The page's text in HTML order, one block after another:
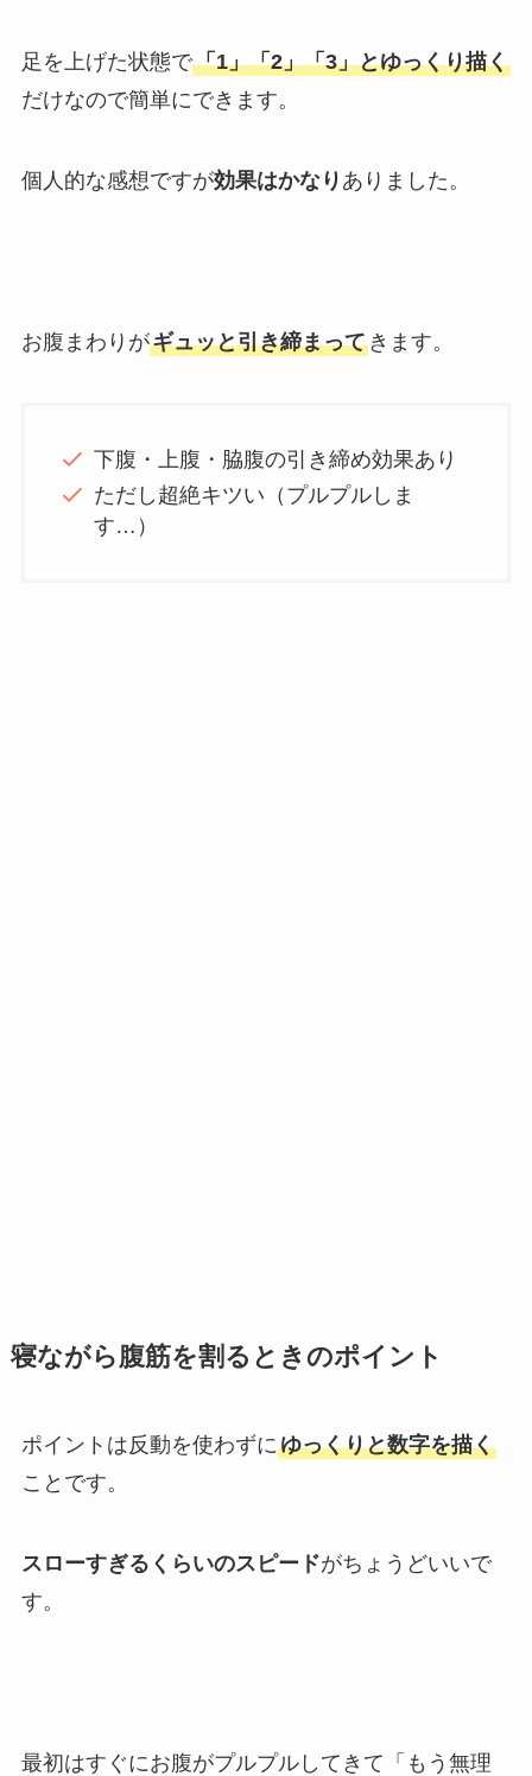
足を上げた状態で「1」「2」「3」とゆっくり描く
だけなので簡単にできます。
個人的な感想ですが効果はかなり ありました 。
お腹まわりがギュッと引き締まってきます。
下腹・上腹・脇腹の引き締め効果あり
ただし超絶キツい（プルプルしま
す…）
寝ながら腹筋を割るときのポイント
ポイントは反動を使わずにゆっくりと数字を描く
ことです。
スローすぎるくらいのスピードがちょうどいいで
す。
最初はすぐにお腹がプルプルしてきて「もう無理